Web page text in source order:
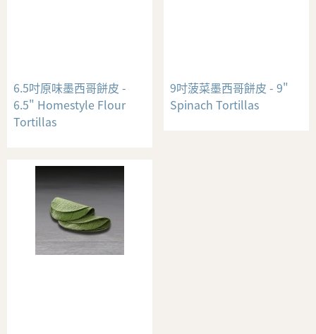
6.5吋原味墨西哥餅皮 -
6.5" Homestyle Flour
Tortillas
9吋菠菜墨西哥餅皮 - 9"
Spinach Tortillas